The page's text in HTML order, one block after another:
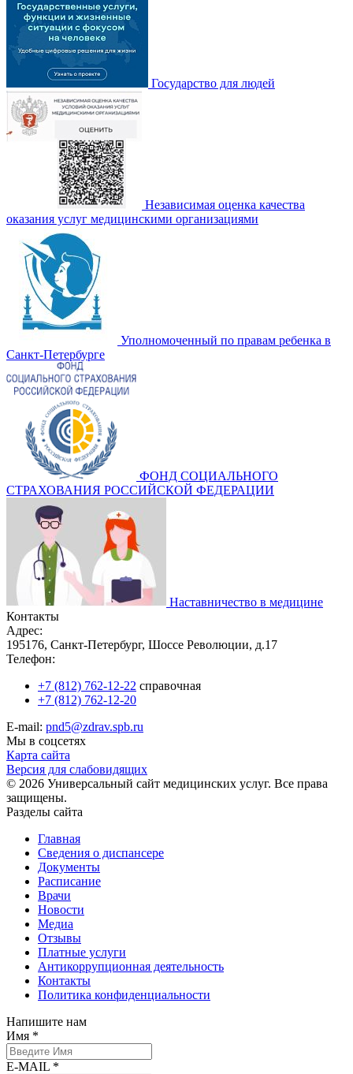
Государство для людей
Независимая оценка качества
оказания услуг медицинскими организациями
Уполномоченный по правам ребенка в
Санкт-Петербурге
ФОНД СОЦИАЛЬНОГО
СТРАХОВАНИЯ РОССИЙСКОЙ ФЕДЕРАЦИИ
Наставничество в медицине
Контакты
Адрес:
195176, Санкт-Петербург, Шоссе Революции, д.17
Телефон:
+7 (812) 762-12-22 справочная
+7 (812) 762-12-20
E-mail: pnd5@zdrav.spb.ru
Мы в соцсетях
Карта сайта
Версия для слабовидящих
© 2026 Универсальный сайт медицинских услуг. Все права
защищены.
Разделы сайта
Главная
Сведения о диспансере
Документы
Расписание
Врачи
Новости
Медиа
Отзывы
Платные услуги
Антикоррупционная деятельность
Контакты
Политика конфиденциальности
Напишите нам
Имя *
E-MAIL *